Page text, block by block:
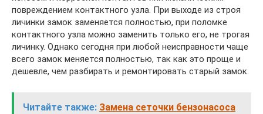
повреждением контактного узла. При выходе из строя
личинки замок заменяется полностью, при поломке
контактного узла можно заменить только его, не трогая
личинку. Однако сегодня при любой неисправности чаще
всего замок меняется полностью, так как это проще и
дешевле, чем разбирать и ремонтировать старый замок.
Читайте также: Замена сеточки бензонасоса